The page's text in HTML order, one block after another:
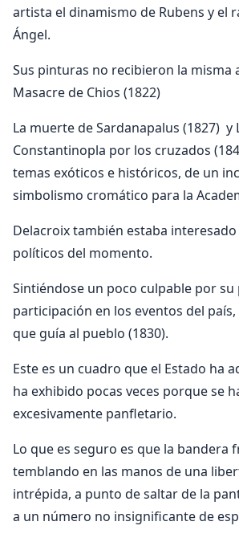
artista el dinamismo de Rubens y el
Ángel.
Sus pinturas no recibieron la misma
Masacre de Chios (1822)
La muerte de Sardanapalus (1827) y
Constantinopla por los cruzados
temas exóticos e históricos, de un
simbolismo cromático para la
Delacroix también estaba
políticos del momento.
Sintiéndose un poco culpable por su
participación en los eventos del
que guía al pueblo (1830).
Este es un cuadro que el Estado ha
ha exhibido pocas veces porque se
excesivamente panfletario.
Lo que es seguro es que la bandera
temblando en las manos de una
intrépida, a punto de saltar de la
a un número no insignificante de